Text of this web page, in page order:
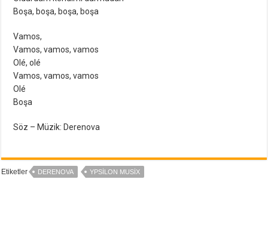
Boşa, boşa, boşa, boşa
Vamos,
Vamos, vamos, vamos
Olé, olé
Vamos, vamos, vamos
Olé
Boşa
Söz – Müzik: Derenova
Etiketler DERENOVA YPSILON MUSIX